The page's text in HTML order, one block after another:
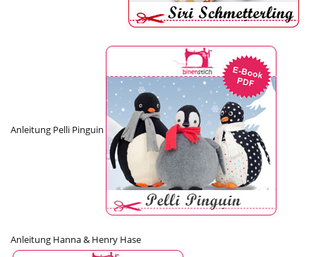
Anleitung Pelli Pinguin
Anleitung Hanna & Henry Hase